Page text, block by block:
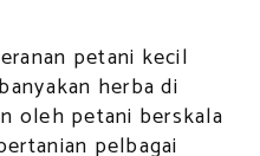
petani kecil
herba di
oleh petani berskala
pelbagai